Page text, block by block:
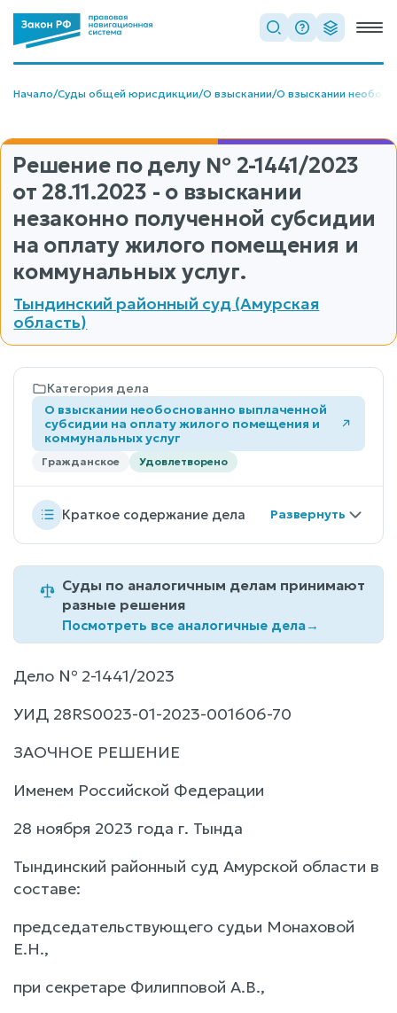
Начало/Суды общей юрисдикции/О взыскании/О взыскании
Решение по делу № 2-1441/2023
от 28.11.2023 - о взыскании
незаконно полученной субсидии
на оплату жилого помещения и
коммунальных услуг.
Тындинский районный суд (Амурская
область)
Категория дела
О взыскании необоснованно выплаченной
субсидии на оплату жилого помещения и
коммунальных услуг
Гражданское Удовлетворено
Краткое содержание дела
Суды по аналогичным делам принимают
разные решения
Посмотреть все аналогичные дела→
Дело № 2-1441/2023
УИД 28RS0023-01-2023-001606-70
ЗАОЧНОЕ РЕШЕНИЕ
Именем Российской Федерации
28 ноября 2023 года г. Тында
Тындинский районный суд Амурской области в
составе:
председательствующего судьи Монаховой
Е.Н.,
при секретаре Филипповой А.В.,